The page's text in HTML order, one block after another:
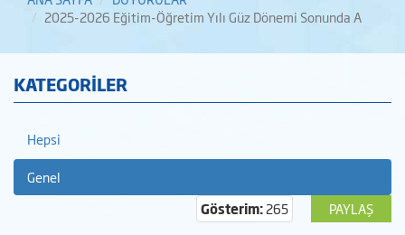
2025-2026 Eğitim-Öğretim Yılı Güz Dönemi Sonunda A
KATEGORİLER
Hepsi
Genel
PAYLAŞ
Gösterim:265